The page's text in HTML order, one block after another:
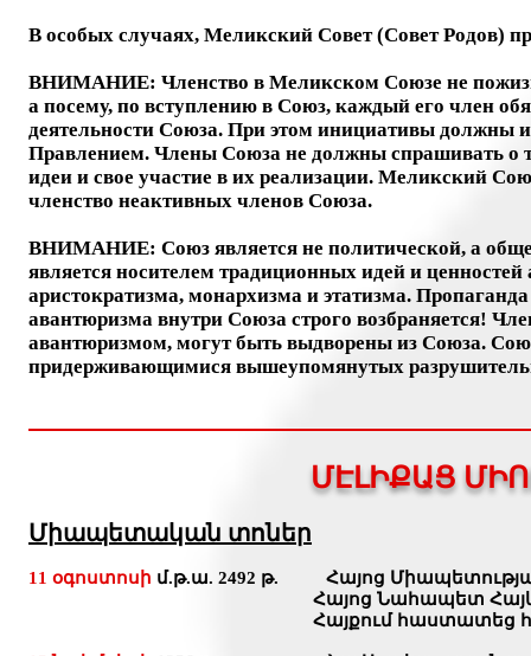
В особых случаях, Меликский Совет (Совет Родов)
ВНИМАНИЕ: Членство в Меликском Союзе не
а посему, по вступлению в Союз, каждый его член
деятельности Союза. При этом инициативы должны
Правлением. Члены Союза не должны спрашивать о
идеи и свое участие в их реализации. Меликский
членство неактивных членов Союза.
ВНИМАНИЕ: Союз является не политической, а
является носителем традиционных идей и
аристократизма, монархизма и этатизма.
авантюризма внутри Союза строго возбраняется!
авантюризмом, могут быть выдворены из Союза.
придерживающимися вышеупомянутых
ՄԷԼԻՔԱՑ
Միապետական տոներ
11 օգոստոսի մ.թ.ա. 2492 թ. Հայոց
Հայոց Նահապետ Հայկը
Հայքում հաստատեց հայոց